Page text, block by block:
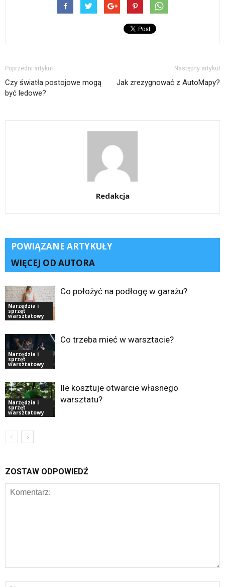
Poprzedni artykuł
Czy światła postojowe mogą
być ledowe?
Następny artykuł
Jak zrezygnować z AutoMapy?
Redakcja
POWIĄZANE ARTYKUŁY
WIĘCEJ OD AUTORA
Narzędzia i
sprzęt
warsztatowy
Co położyć na podłogę w garażu?
Narzędzia i
sprzęt
warsztatowy
Co trzeba mieć w warsztacie?
Narzędzia i
sprzęt
warsztatowy
Ile kosztuje otwarcie własnego
warsztatu?
ZOSTAW ODPOWIEDŹ